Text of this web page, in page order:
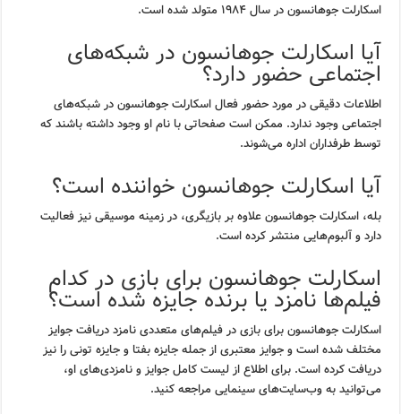
اسکارلت جوهانسون در سال ۱۹۸۴ متولد شده است.
آیا اسکارلت جوهانسون در شبکه‌های
اجتماعی حضور دارد؟
اطلاعات دقیقی در مورد حضور فعال اسکارلت جوهانسون در شبکه‌های
اجتماعی وجود ندارد. ممکن است صفحاتی با نام او وجود داشته باشند که
توسط طرفداران اداره می‌شوند.
آیا اسکارلت جوهانسون خواننده است؟
بله، اسکارلت جوهانسون علاوه بر بازیگری، در زمینه موسیقی نیز فعالیت
دارد و آلبوم‌هایی منتشر کرده است.
اسکارلت جوهانسون برای بازی در کدام
فیلم‌ها نامزد یا برنده جایزه شده است؟
اسکارلت جوهانسون برای بازی در فیلم‌های متعددی نامزد دریافت جوایز
مختلف شده است و جوایز معتبری از جمله جایزه بفتا و جایزه تونی را نیز
دریافت کرده است. برای اطلاع از لیست کامل جوایز و نامزدی‌های او،
می‌توانید به وب‌سایت‌های سینمایی مراجعه کنید.